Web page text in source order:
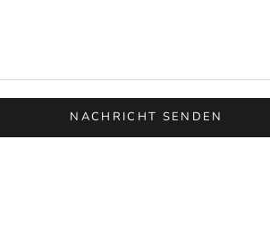
NACHRICHT SENDEN